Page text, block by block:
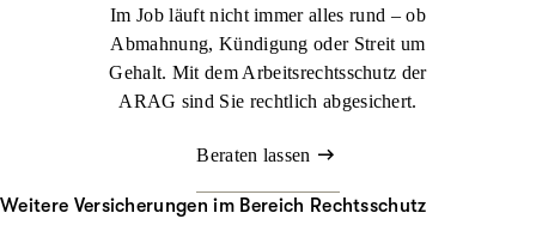
Im Job läuft nicht immer alles rund – ob
Abmahnung, Kündigung oder Streit um
Gehalt. Mit dem Arbeitsrechtsschutz der
ARAG sind Sie rechtlich abgesichert.
Beraten lassen
Weitere Versicherungen im Bereich Rechtsschutz